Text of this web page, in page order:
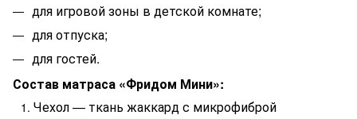
для игровой зоны в детской комнате;
для отпуска;
для гостей.
Состав матраса «Фридом Мини»:
Чехол — ткань жаккард с микрофиброй